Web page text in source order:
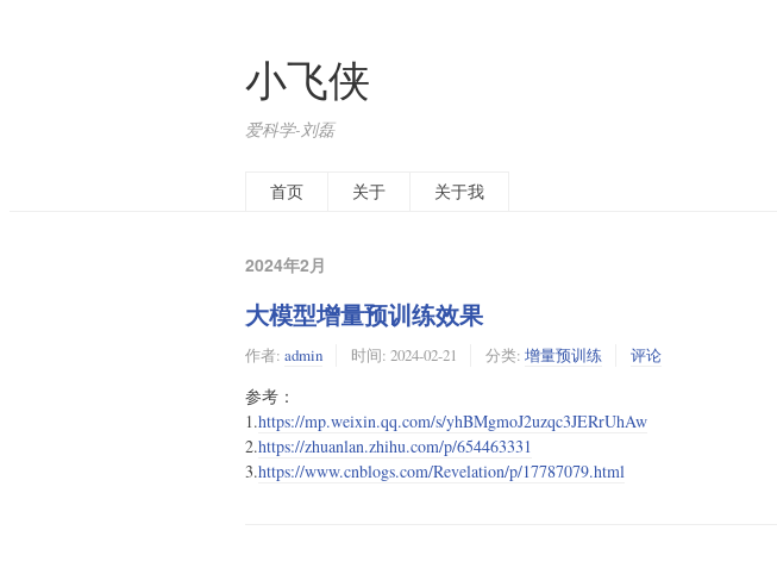
小飞侠
爱科学-刘磊
首页 关于 关于我
2024年2月
大模型增量预训练效果
作者: admin 时间: 2024-02-21 分类: 增量预训练 评论
参考：
1.https://mp.weixin.qq.com/s/yhBMgmoJ2uzqc3JERrUhAw
2.https://zhuanlan.zhihu.com/p/654463331
3.https://www.cnblogs.com/Revelation/p/17787079.html